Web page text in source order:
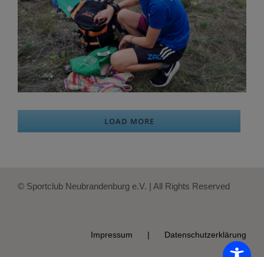
LOAD MORE
© Sportclub Neubrandenburg e.V. | All Rights Reserved
Impressum Datenschutzerklärung